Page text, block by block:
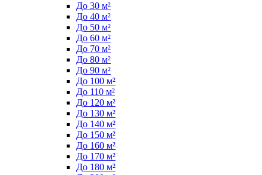
До 30 м²
До 40 м²
До 50 м²
До 60 м²
До 70 м²
До 80 м²
До 90 м²
До 100 м²
До 110 м²
До 120 м²
До 130 м²
До 140 м²
До 150 м²
До 160 м²
До 170 м²
До 180 м²